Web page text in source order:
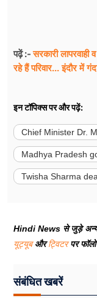
पढ़ें :-सरकारी
रहे हैं परिवार... इंदौर में
इन टॉपिक्स पर और पढ़ें:
Chief Minister Dr.
Madhya Pradesh
Twisha Sharma
Hindi News से जुड़े अन्य
यूट्यूबऔरट्विटरपर
संबंधित खबरें